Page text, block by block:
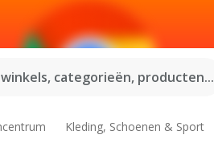
categorieën, producten...
Kleding, Schoenen & Sport